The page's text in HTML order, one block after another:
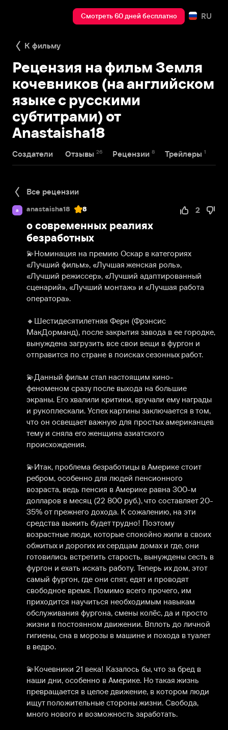
Смотреть 60 дней бесплатно RU
К фильму
Рецензия на фильм Земля
кочевников (на английском
языке с русскими
субтитрами) от
Anastaisha18
Создатели Отзывы 26 Рецензии 8 Трейлеры 1
Все рецензии
a anastaisha18 8 2
о современных реалиях
безработных
💫Номинация на премию Оскар в категориях
«Лучший фильм», «Лучшая женская роль»,
«Лучший режиссер», «Лучший адаптированный
сценарий», «Лучший монтаж» и «Лучшая работа
оператора».
🔸Шестидесятилетняя Ферн (Фрэнсис
МакДорманд), после закрытия завода в ее городке,
вынуждена загрузить все свои вещи в фургон и
отправится по стране в поисках сезонных работ.
💫Данный фильм стал настоящим кино-
феноменом сразу после выхода на большие
экраны. Его хвалили критики, вручали ему награды
и рукоплескали. Успех картины заключается в том,
что он освещает важную для простых американцев
тему и сняла его женщина азиатского
происхождения.
💫Итак, проблема безработицы в Америке стоит
ребром, особенно для людей пенсионного
возраста, ведь пенсия в Америке равна 300-м
долларов в месяц (22 800 руб.), что составляет 20-
35% от прежнего дохода. К сожалению, на эти
средства выжить будет трудно! Поэтому
возрастные люди, которые спокойно жили в своих
обжитых и дорогих их сердцам домах и где, они
готовились встретить старость, вынуждены сесть в
фургон и ехать искать работу. Теперь их дом, этот
самый фургон, где они спят, едят и проводят
свободное время. Помимо всего прочего, им
приходится научиться необходимым навыкам
обслуживания фургона, смены колёс, да и просто
жизни в постоянном движении. Вплоть до личной
гигиены, сна в морозы в машине и похода в туалет
в ведро.
💫Кочевники 21 века! Казалось бы, что за бред в
наши дни, особенно в Америке. Но такая жизнь
превращается в целое движение, в котором люди
ищут положительные стороны жизни. Свобода,
много нового и возможность заработать.